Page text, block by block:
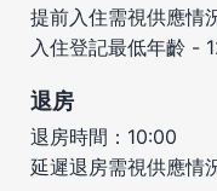
提前入住需視供應情
入住登記最低年齡 -
退房
退房時間：10:00
延遲退房需視供應情